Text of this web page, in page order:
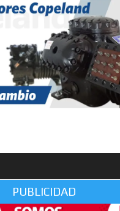
PUBLICIDAD